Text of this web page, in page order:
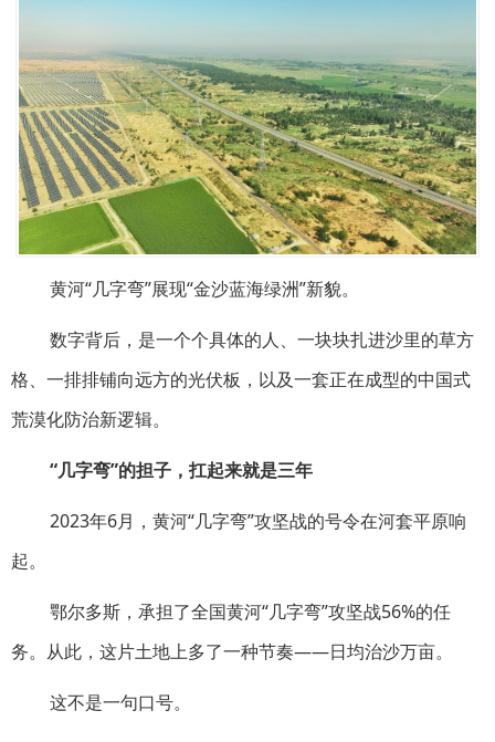
黄河“几字弯”展现“金沙蓝海绿洲”新貌。
数字背后，是一个个具体的人、一块块扎进沙里的草方
格、一排排铺向远方的光伏板，以及一套正在成型的中国式
荒漠化防治新逻辑。
“几字弯”的担子，扛起来就是三年
2023年6月，黄河“几字弯”攻坚战的号令在河套平原响
起。
鄂尔多斯，承担了全国黄河“几字弯”攻坚战56%的任
务。从此，这片土地上多了一种节奏——日均治沙万亩。
这不是一句口号。